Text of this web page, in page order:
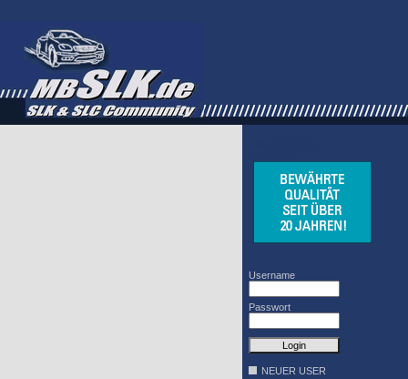
Username
Passwort
NEUER USER